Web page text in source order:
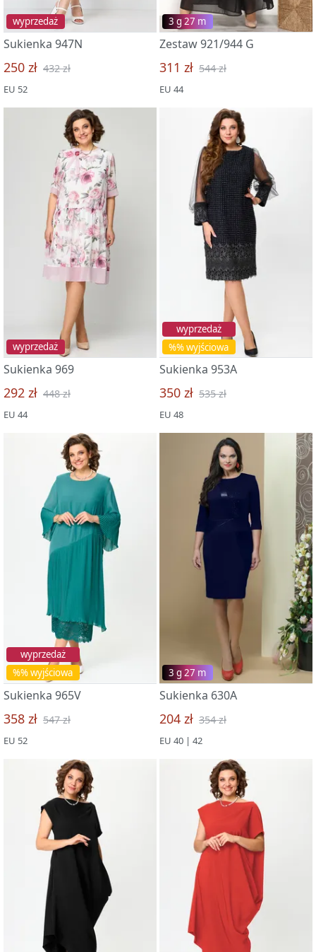
wyprzedaż
Sukienka 947N
250 zł 432 zł
EU 52
3 g 27 m
Zestaw 921/944 G
311 zł 544 zł
EU 44
wyprzedaż
Sukienka 969
292 zł 448 zł
EU 44
%% wyjściowa
wyprzedaż
Sukienka 953A
350 zł 535 zł
EU 48
%% wyjściowa
wyprzedaż
Sukienka 965V
358 zł 547 zł
EU 52
3 g 27 m
Sukienka 630A
204 zł 354 zł
EU 40 | 42